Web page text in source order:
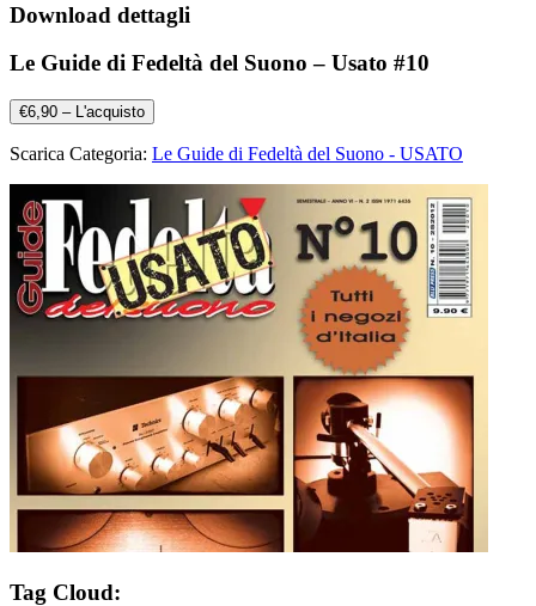
Download dettagli
Le Guide di Fedeltà del Suono – Usato #10
€6,90 – L'acquisto
Scarica Categoria: Le Guide di Fedeltà del Suono - USATO
Tag Cloud: